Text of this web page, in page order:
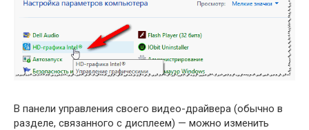
В панели управления своего видео-драйвера (обычно в
разделе, связанного с дисплеем) — можно изменить